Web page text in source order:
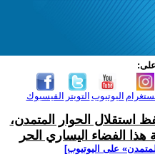
على:
الفيسبوك التويتر اليوتيوب
استقلال الحوار المتمدن،
الفضاء اليساري الحر
على اليوتيوب]